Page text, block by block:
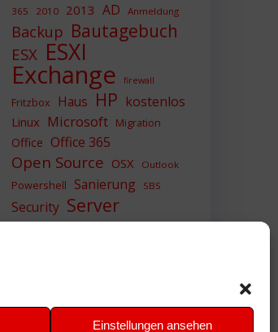
Einstellungen ansehen
365 2010 2013 AD Anmeldung
Backup Bautagebuch
ESX ESXI
Exchange firewall
Fritzbox Haus HP kostenlos
Linux Microsoft Migration
Office Office 365
Open Source OSX Outlook
Powershell Sanierung SBS
Security Server
Sicherheit SIEM
VMWare VPN WAZUH